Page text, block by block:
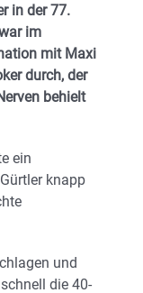
in der 77.
im
mit Maxi
durch, der
behielt
ein
knapp
und
die 40-